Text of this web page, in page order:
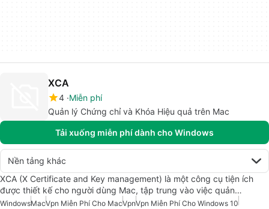
XCA
4 Miễn phí
Quản lý Chứng chỉ và Khóa Hiệu quả trên Mac
Tải xuống miễn phí dành cho Windows
Nền tảng khác
XCA (X Certificate and Key management) là một công cụ tiện ích
được thiết kế cho người dùng Mac, tập trung vào việc quản…
WindowsMacVpn Miễn Phí Cho MacVpnVpn Miễn Phí Cho Windows 10